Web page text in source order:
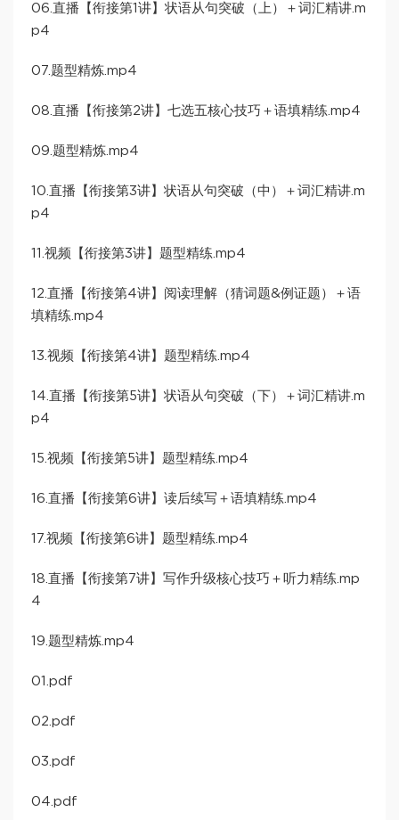
06.直播【衔接第1讲】状语从句突破（上）＋词汇精讲.m
p4
07.题型精炼.mp4
08.直播【衔接第2讲】七选五核心技巧＋语填精练.mp4
09.题型精炼.mp4
10.直播【衔接第3讲】状语从句突破（中）＋词汇精讲.m
p4
11.视频【衔接第3讲】题型精练.mp4
12.直播【衔接第4讲】阅读理解（猜词题&例证题）＋语
填精练.mp4
13.视频【衔接第4讲】题型精练.mp4
14.直播【衔接第5讲】状语从句突破（下）＋词汇精讲.m
p4
15.视频【衔接第5讲】题型精练.mp4
16.直播【衔接第6讲】读后续写＋语填精练.mp4
17.视频【衔接第6讲】题型精练.mp4
18.直播【衔接第7讲】写作升级核心技巧＋听力精练.mp
4
19.题型精炼.mp4
01.pdf
02.pdf
03.pdf
04.pdf